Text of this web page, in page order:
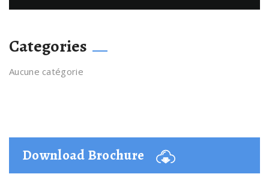
Categories
Aucune catégorie
Download Brochure